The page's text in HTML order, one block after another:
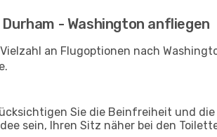
- Washington anfliegen
an Flugoptionen nach
Sie die Beinfreiheit und
sein, Ihren Sitz näher bei den